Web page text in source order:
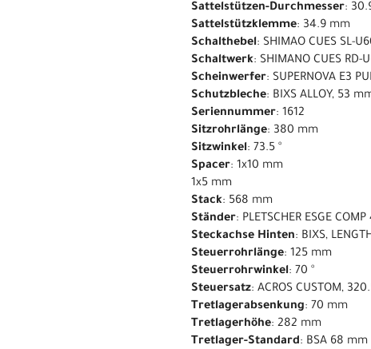
Sattelstützen-Durchmesser:
Sattelstützklemme: 34.9 mm
Schalthebel: SHIMAO CUES SL-
Schaltwerk: SHIMANO CUES RD-
Scheinwerfer: SUPERNOVA E3
Schutzbleche: BIXS ALLOY, 53
Seriennummer: 1612
Sitzrohrlänge: 380 mm
Sitzwinkel: 73.5 °
Spacer: 1x10 mm
1x5 mm
Stack: 568 mm
Ständer: PLETSCHER ESGE
Steckachse Hinten: BIXS,
Steuerrohrlänge: 125 mm
Steuerrohrwinkel: 70 °
Steuersatz: ACROS CUSTOM,
Tretlagerabsenkung: 70 mm
Tretlagerhöhe: 282 mm
Tretlager-Standard: BSA 68 mm